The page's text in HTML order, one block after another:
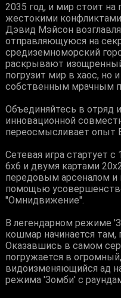
2035 год, и мир стоит на
жестокими конфликтами
Дэвид Мэйсон
отправляющуюся на
средиземноморский
раскрывают
погрузит мир в хаос, но
собственным мрачным
Объединяйтесь в отряд
инновационной
переосмысливает опыт
Сетевая игра стартует
6х6 и двумя картами
передовым арсеналом и
помощью
''Омнидвижение''.
В легендарном режиме
кошмар начинается там,
Оказавшись в самом
погружается в
видоизменяющийся ад
режима 'Зомби' с